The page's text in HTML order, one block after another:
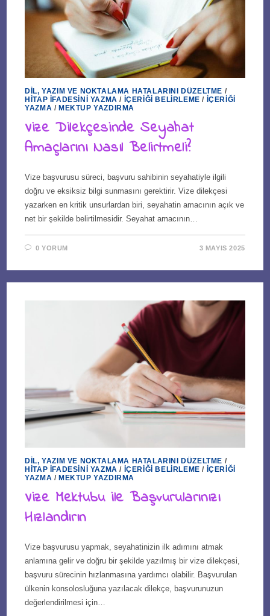
DIL, YAZIM VE NOKTALAMA HATALARINI DÜZELTME /
HITAP İFADESINI YAZMA / İÇERIĞI BELIRLEME / İÇERIĞI
YAZMA / MEKTUP YAZDIRMA
Vize Dilekçesinde Seyahat
Amaçlarını Nasıl Belirtmeli?
Vize başvurusu süreci, başvuru sahibinin seyahatiyle ilgili
doğru ve eksiksiz bilgi sunmasını gerektirir. Vize dilekçesi
yazarken en kritik unsurlardan biri, seyahatin amacının açık ve
net bir şekilde belirtilmesidir. Seyahat amacının…
0 YORUM 3 MAYIS 2025
DIL, YAZIM VE NOKTALAMA HATALARINI DÜZELTME /
HITAP İFADESINI YAZMA / İÇERIĞI BELIRLEME / İÇERIĞI
YAZMA /MEKTUP YAZDIRMA
Vize Mektubu ile Başvurularınızı
Hızlandırın
Vize başvurusu yapmak, seyahatinizin ilk adımını atmak
anlamına gelir ve doğru bir şekilde yazılmış bir vize dilekçesi,
başvuru sürecinin hızlanmasına yardımcı olabilir. Başvurulan
ülkenin konsolosluğuna yazılacak dilekçe, başvurunuzun
değerlendirilmesi için…